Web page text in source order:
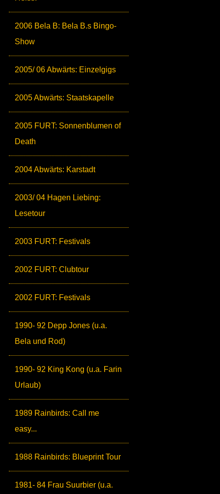
2006 Bela B: Bela B.s Bingo-
Show
2005/ 06 Abwärts: Einzelgigs
2005 Abwärts: Staatskapelle
2005 FURT: Sonnenblumen of
Death
2004 Abwärts: Karstadt
2003/ 04 Hagen Liebing:
Lesetour
2003 FURT: Festivals
2002 FURT: Clubtour
2002 FURT: Festivals
1990- 92 Depp Jones (u.a.
Bela und Rod)
1990- 92 King Kong (u.a. Farin
Urlaub)
1989 Rainbirds: Call me
easy...
1988 Rainbirds: Blueprint Tour
1981- 84 Frau Suurbier (u.a.